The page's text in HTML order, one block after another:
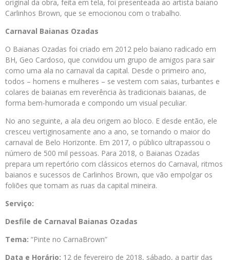
original da obra, feita em tela, foi presenteada ao artista baiano
Carlinhos Brown, que se emocionou com o trabalho.
Carnaval Baianas Ozadas
O Baianas Ozadas foi criado em 2012 pelo baiano radicado em
BH, Geo Cardoso, que convidou um grupo de amigos para sair
como uma ala no carnaval da capital. Desde o primeiro ano,
todos – homens e mulheres – se vestem com saias, turbantes e
colares de baianas em reverência às tradicionais baianas, de
forma bem-humorada e compondo um visual peculiar.
No ano seguinte, a ala deu origem ao bloco. E desde então, ele
cresceu vertiginosamente ano a ano, se tornando o maior do
carnaval de Belo Horizonte. Em 2017, o público ultrapassou o
número de 500 mil pessoas. Para 2018, o Baianas Ozadas
prepara um repertório com clássicos eternos do Carnaval, ritmos
baianos e sucessos de Carlinhos Brown, que vão empolgar os
foliões que tomam as ruas da capital mineira.
Serviço:
Desfile de Carnaval Baianas Ozadas
Tema: “Pinte no CarnaBrown”
Data e Horário: 12 de fevereiro de 2018, sábado, a partir das